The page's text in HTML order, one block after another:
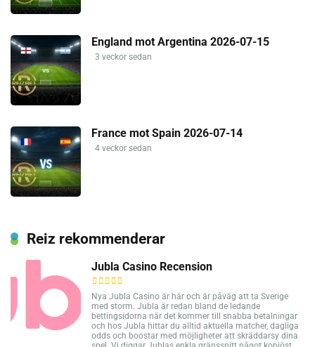
England mot Argentina 2026-07-15
3 veckor sedan
France mot Spain 2026-07-14
4 veckor sedan
Reiz rekommenderar
Jubla Casino Recension
Nya Jubla Casino är här och är påväg att ta Sverige
med storm. Jubla är redan bland de ledande
bettingsidorna när det kommer till snabba betalningar
och hos Jubla hittar du alltid aktuella matcher, dagliga
odds och boostar med möjligheter att skräddarsy dina